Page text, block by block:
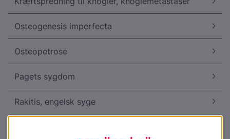
Osteogenesis imperfecta
Osteopetrose
Pagets sygdom
Rakitis, engelsk syge